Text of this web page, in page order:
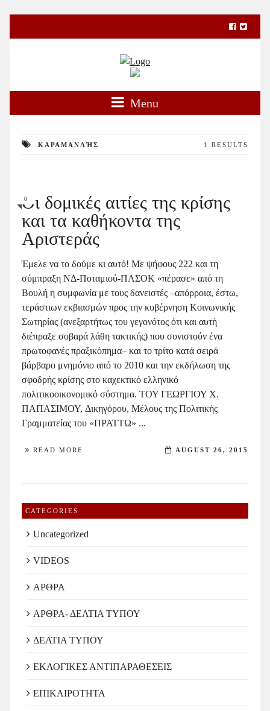
Menu
ΚΑΡΑΜΑΝΛΉΣ 1 RESULTS
0
Οι δομικές αιτίες της κρίσης
και τα καθήκοντα της
Αριστεράς
Έμελε να το δούμε κι αυτό! Με ψήφους 222 και τη
σύμπραξη ΝΔ-Ποταμιού-ΠΑΣΟΚ «πέρασε» από τη
Βουλή η συμφωνία με τους δανειστές –απόρροια, έστω,
τεράστιων εκβιασμών προς την κυβέρνηση Κοινωνικής
Σωτηρίας (ανεξαρτήτως του γεγονότος ότι και αυτή
διέπραξε σοβαρά λάθη τακτικής) που συνιστούν ένα
πρωτοφανές πραξικόπημα– και το τρίτο κατά σειρά
βάρβαρο μνημόνιο από το 2010 και την εκδήλωση της
σφοδρής κρίσης στο καχεκτικό ελληνικό
πολιτικοοικονομικό σύστημα. ΤΟΥ ΓΕΩΡΓΙΟΥ Χ.
ΠΑΠΑΣΙΜΟΥ, Δικηγόρου, Mέλους της Πολιτικής
Γραμματείας του «ΠΡΑΤΤΩ» ...
READ MORE AUGUST 26, 2015
CATEGORIES
Uncategorized
VIDEOS
ΑΡΘΡΑ
ΑΡΘΡΑ- ΔΕΛΤΙΑ ΤΥΠΟΥ
ΔΕΛΤΙΑ ΤΥΠΟΥ
ΕΚΛΟΓΙΚΕΣ ΑΝΤΙΠΑΡΑΘΕΣΕΙΣ
ΕΠΙΚΑΙΡΟΤΗΤΑ